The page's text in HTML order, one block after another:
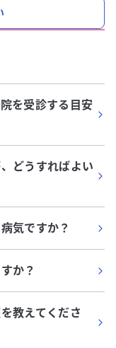
を受診する目安
どうすればよい
気ですか？
か？
教えてくださ